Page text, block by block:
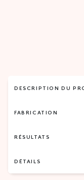
DESCRIPTION DU
FABRICATION
RÉSULTATS
DÉTAILS